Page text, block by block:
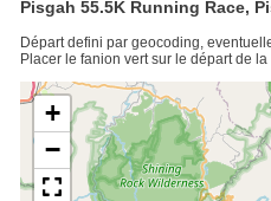
Pisgah 55.5K Running Race,
Départ defini par geocoding,
Placer le fanion vert sur le départ de
+
−